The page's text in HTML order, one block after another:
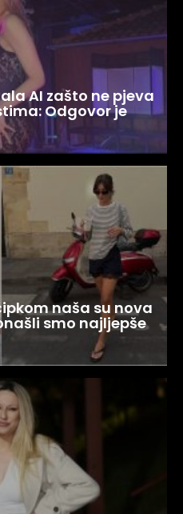
AI zašto ne pjeva
Odgovor je
naša su nova
smo najljepše